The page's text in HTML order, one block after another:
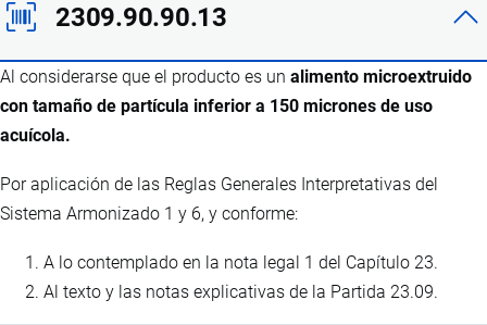
2309.90.90.13
Al considerarse que el producto es un alimento microextruido
con tamaño de partícula inferior a 150 micrones de uso
acuícola.
Por aplicación de las Reglas Generales Interpretativas del
Sistema Armonizado 1 y 6, y conforme:
A lo contemplado en la nota legal 1 del Capítulo 23.
Al texto y las notas explicativas de la Partida 23.09.